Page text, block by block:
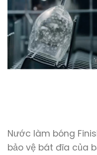
Nước làm bóng
bảo vệ bát đĩa của